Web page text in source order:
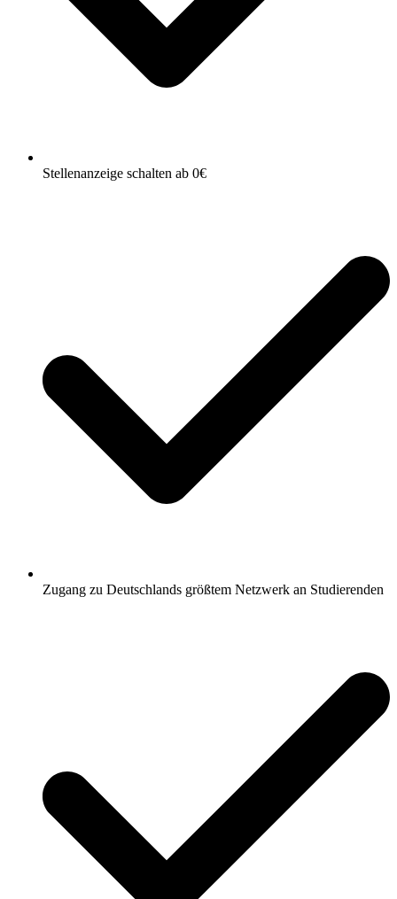
Stellenanzeige schalten ab 0€
Zugang zu Deutschlands größtem Netzwerk an Studierenden